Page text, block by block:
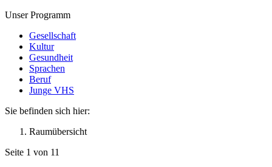
Unser Programm
Gesellschaft
Kultur
Gesundheit
Sprachen
Beruf
Junge VHS
Sie befinden sich hier:
Raumübersicht
Seite 1 von 11